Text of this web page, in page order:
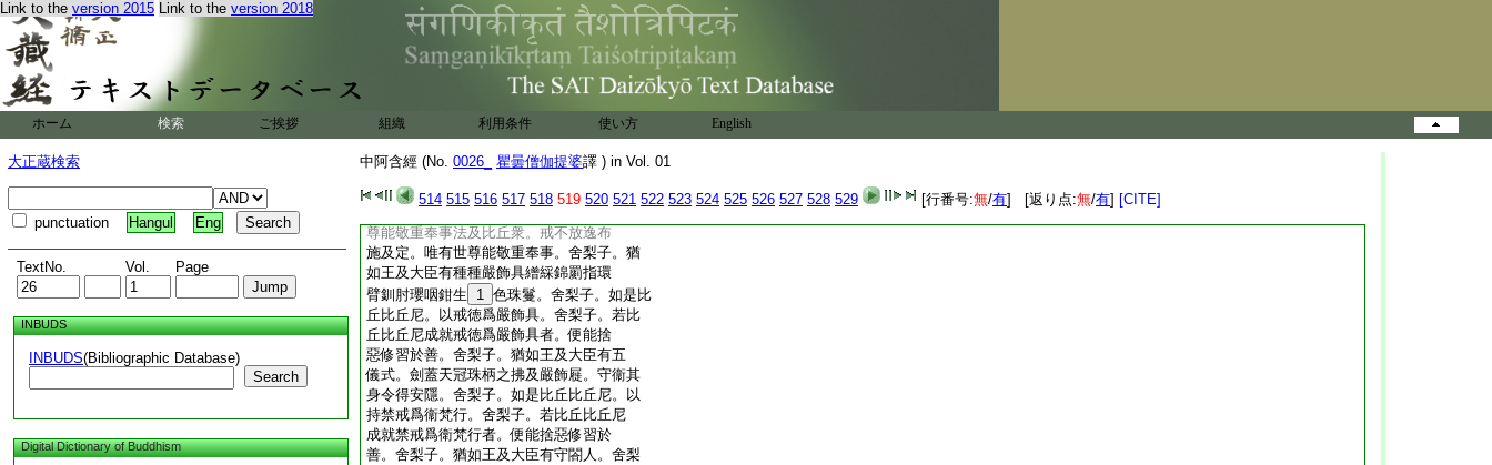
Link to the version 2015 Link to the version 2018
ホーム 検索 ご挨拶 組織 利用条件 使い方 English
大正蔵検索
punctuation Hangul Eng
TextNo. Vol. Page
INBUDS
INBUDS(Bibliographic Database)
Search
Digital Dictionary of Buddhism
中阿含經 (No. 0026_ 瞿曇僧伽提婆譯 ) in Vol. 01
514 515 516 517 518 519 520 521 522 523 524 525 526 527 528 529 [行番号:無/有] [返り点:無/有] [CITE]
是世尊告曰。舍梨子。比丘衆靜坐默然極默
然。無有睡眠。除陰蓋故。比丘衆坐甚深極
甚深。息極息妙極妙。舍梨子。誰能敬重奉
事比丘衆者。於是尊者舍梨子即從坐起。
偏袒著衣叉手向佛白曰。世尊。如是比丘
衆靜坐默然極默然。無有睡眠。除陰蓋故。
比丘衆坐甚深極甚深。息極息妙極妙。世尊。
無能敬重奉事比丘衆者。唯有世尊能敬
重奉事法及比丘衆。戒不放逸布施及定。唯
有世尊能敬重奉事。世尊告曰。舍梨子。如
尊能敬重奉事法及比丘衆。戒不放逸布
施及定。唯有世尊能敬重奉事。舍梨子。猶
如王及大臣有種種嚴飾具繒綵錦罽指環
臂釧肘瓔咽鉗生
1 色珠鬘。舍梨子。如是比
丘比丘尼。以戒徳爲嚴飾具。舍梨子。若比
丘比丘尼成就戒徳爲嚴飾具者。便能捨
惡修習於善。舍梨子。猶如王及大臣有五
儀式。劍蓋天冠珠柄之拂及嚴飾屣。守衞其
身令得安隱。舍梨子。如是比丘比丘尼。以
持禁戒爲衞梵行。舍梨子。若比丘比丘尼
成就禁戒爲衛梵行者。便能捨惡修習於
善。舍梨子。猶如王及大臣有守閤人。舍梨